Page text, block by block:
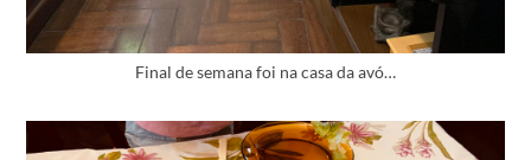
Final de semana foi na casa da avó…